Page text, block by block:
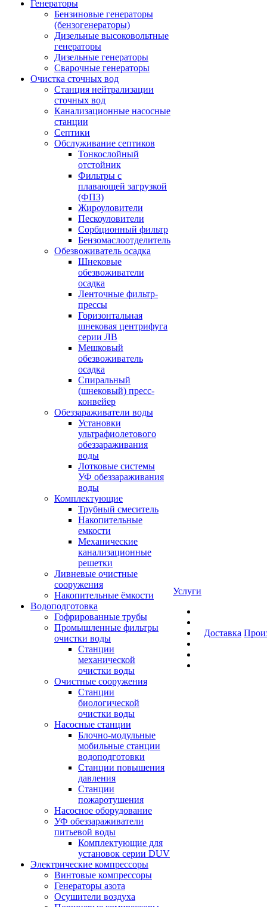
Генераторы
Бензиновые генераторы
(бензогенераторы)
Дизельные высоковольтные
генераторы
Дизельные генераторы
Сварочные генераторы
Очистка сточных вод
Станция нейтрализации
сточных вод
Канализационные насосные
станции
Септики
Обслуживание септиков
Тонкослойный
отстойник
Фильтры с
плавающей загрузкой
(ФПЗ)
Жироуловители
Пескоуловители
Сорбционный фильтр
Бензомаслоотделитель
Обезвоживатель осадка
Шнековые
обезвоживатели
осадка
Ленточные фильтр-
прессы
Горизонтальная
шнековая центрифуга
серии ЛВ
Мешковый
обезвоживатель
осадка
Спиральный
(шнековый) пресс-
конвейер
Обеззараживатели воды
Установки
ультрафиолетового
обеззараживания
воды
Лотковые системы
УФ обеззараживания
воды
Комплектующие
Трубный смеситель
Накопительные
емкости
Механические
канализационные
решетки
Ливневые очистные
сооружения
Накопительные ёмкости
Водоподготовка
Гофрированные трубы
Промышленные фильтры
очистки воды
Станции
механической
очистки воды
Очистные сооружения
Станции
биологической
очистки воды
Насосные станции
Блочно-модульные
мобильные станции
водоподготовки
Станции повышения
давления
Станции
пожаротушения
Насосное оборудование
УФ обеззараживатели
питьевой воды
Комплектующие для
установок серии DUV
Электрические компрессоры
Винтовые компрессоры
Генераторы азота
Осушители воздуха
Услуги
Доставка